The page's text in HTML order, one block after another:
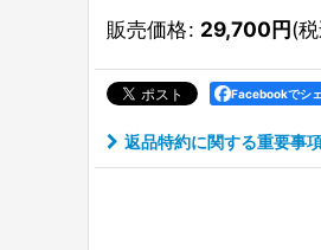
販売価格: 29,700円(
Facebookでシ
返品特約に関する重要事